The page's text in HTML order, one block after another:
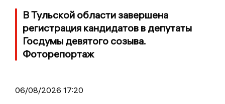
В Тульской области завершена
регистрация кандидатов в депутаты
Госдумы девятого созыва.
Фоторепортаж
06/08/2026 17:20